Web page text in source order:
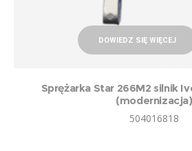
DOWIEDZ SIĘ WIĘCEJ
Sprężarka Star 266M2 silnik
(modernizacja)
504016818